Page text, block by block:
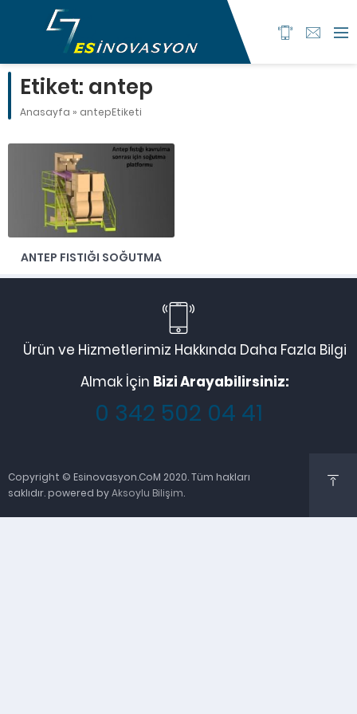
Etiket: antep
Anasayfa » antepEtiketi
ANTEP FISTIĞI SOĞUTMA
Ürün ve Hizmetlerimiz Hakkında Daha Fazla Bilgi
Almak İçin Bizi Arayabilirsiniz:
0 342 502 04 41
Copyright © Esinovasyon.CoM 2020. Tüm hakları
saklıdır. powered byAksoylu Bilişim.